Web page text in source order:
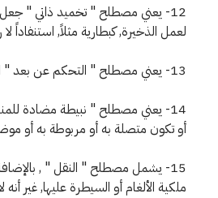
12- يعني مصطلح " تخميد ذاتي " جعل
لعمل الذخيرة, كبطارية مثلاً, استنفاداً
13- يعني مصطلح " التحكم عن بعد " التحكم عن طريق جهاز تشغيل من على بعد.
14- يعني مصطلح " نبيطة مضادة
أو تكون متصلة به أو مربوطة به أو
15- يشمل مصطلح " النقل " ,
ملكية الألغام أو السيطرة عليها, غير